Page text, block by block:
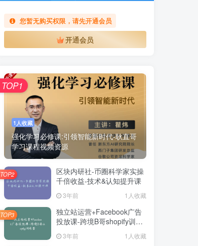
您暂无购买权限，请先开通会员
开通会员
1人收藏
强化学习必修课:引领智能新时代-耿直哥
学习课程视频资源
TOP1
区块内研社-币圈科学家实操
千倍收益-技术&认知提升课
3年前 1人收藏
TOP2
独立站运营+Facebook广告
投放课-跨境B哥shopify训练
3年前 1人收藏
TOP3